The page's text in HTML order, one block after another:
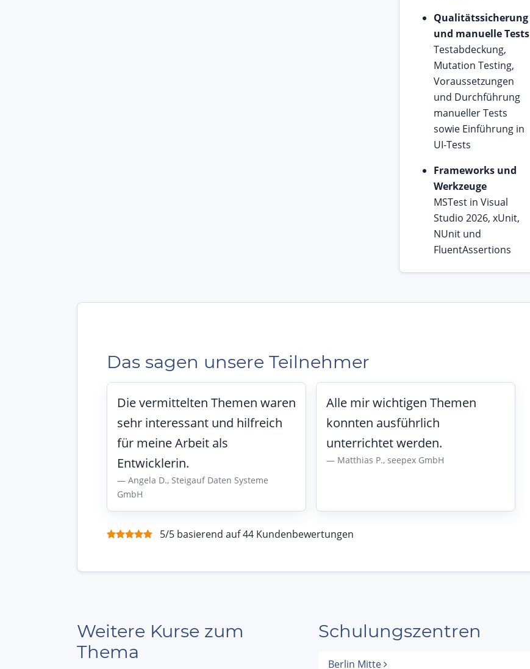
Qualitätssicherung
und manuelle Tests
Testabdeckung,
Mutation Testing,
Voraussetzungen
und Durchführung
manueller Tests
sowie Einführung in
UI-Tests
Frameworks und
Werkzeuge
MSTest in Visual
Studio 2026, xUnit,
NUnit und
FluentAssertions
Das sagen unsere Teilnehmer
Die vermittelten Themen waren
sehr interessant und hilfreich
für meine Arbeit als
Entwicklerin.
Angela D., Steigauf Daten Systeme
GmbH
Alle mir wichtigen Themen
konnten ausführlich
unterrichtet werden.
Matthias P., seepex GmbH
5/5 basierend auf 44 Kundenbewertungen
Weitere Kurse zum
Thema
Schulungszentren
Berlin Mitte